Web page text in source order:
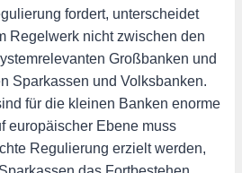
fordert, unterscheidet
Regelwerk nicht zwischen den
Großbanken und
Sparkassen und Volksbanken.
für die kleinen Banken enorme
europäischer Ebene muss
Regulierung erzielt werden,